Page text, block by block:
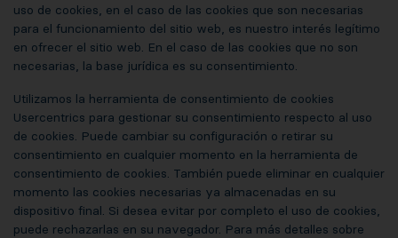
uso de cookies, en el caso de las cookies que son necesarias
para el funcionamiento del sitio web, es nuestro interés legítimo
en ofrecer el sitio web. En el caso de las cookies que no son
necesarias, la base jurídica es su consentimiento.
Utilizamos la herramienta de consentimiento de cookies
Usercentrics para gestionar su consentimiento respecto al uso
de cookies. Puede cambiar su configuración o retirar su
consentimiento en cualquier momento en la herramienta de
consentimiento de cookies. También puede eliminar en cualquier
momento las cookies necesarias ya almacenadas en su
dispositivo final. Si desea evitar por completo el uso de cookies,
puede rechazarlas en su navegador. Para más detalles sobre